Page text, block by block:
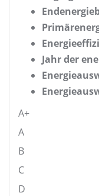
Jahr der
A+
A
B
C
D